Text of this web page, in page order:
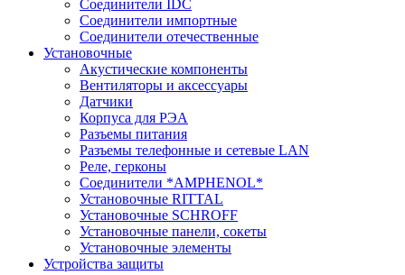
Соединители IDC
Соединители импортные
Соединители отечественные
Установочные
Акустические компоненты
Вентиляторы и аксессуары
Датчики
Корпуса для РЭА
Разъемы питания
Разъемы телефонные и сетевые LAN
Реле, герконы
Соединители *AMPHENOL*
Установочные RITTAL
Установочные SCHROFF
Установочные панели, сокеты
Установочные элементы
Устройства защиты